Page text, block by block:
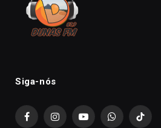
Siga-nós
FacebookInstagramYouTubeWhatsAppTikTok